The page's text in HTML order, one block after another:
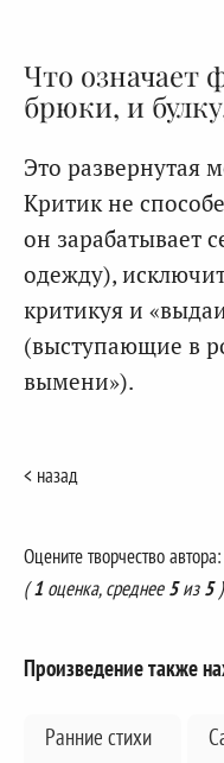
Что означает
брюки, и
Это развернутая
Критик не
он зарабатывает
одежду),
критикуя и
(выступающие в
вымени»).
< назад
Оцените творчество автора:
(1оценка, среднее5из5)
Произведение также
Ранние стихи